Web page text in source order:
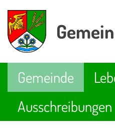
Gemeinde
Ausschreibungen